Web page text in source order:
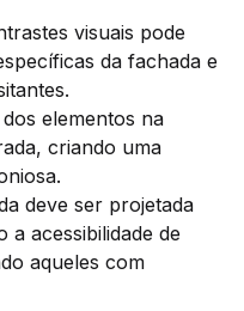
visuais pode
da fachada e
elementos na
criando uma
deve ser projetada
a acessibilidade de
aqueles com